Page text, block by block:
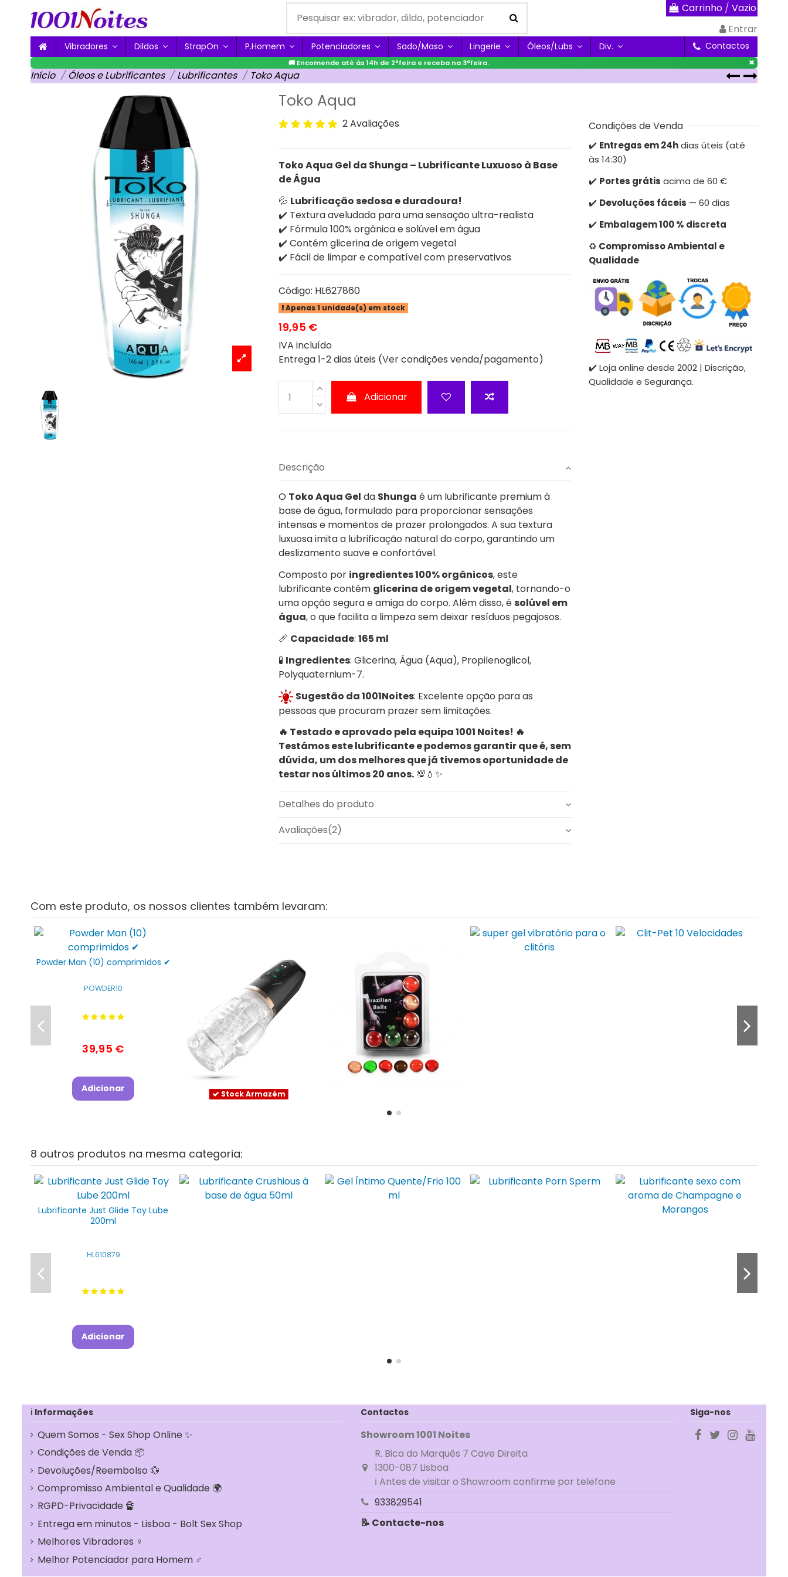
Carrinho / Vazio
Entrar
Vibradores Dildos StrapOn P.Homem Potenciadores Sado/Maso Lingerie Óleos/Lubs Div. Contactos
🚚 Encomende até às 14h de 2ªfeira e receba na 3ªfeira.
×
Início
Óleos e Lubrificantes Lubrificantes Toko Aqua
Toko Aqua
2 Avaliações
Toko Aqua Gel da Shunga – Lubrificante Luxuoso à Base
de Água
💦 Lubrificação sedosa e duradoura!
✔️ Textura aveludada para uma sensação ultra-realista
✔️ Fórmula 100% orgânica e solúvel em água
✔️ Contém glicerina de origem vegetal
✔️ Fácil de limpar e compatível com preservativos
Código: HL627860
Apenas 1 unidade(s) em stock
19,95 €
IVA incluído
Entrega 1-2 dias úteis (Ver condições venda/pagamento)
Adicionar
Descrição
O Toko Aqua Gel da Shunga é um lubrificante premium à
base de água, formulado para proporcionar sensações
intensas e momentos de prazer prolongados. A sua textura
luxuosa imita a lubrificação natural do corpo, garantindo um
deslizamento suave e confortável.
Composto por ingredientes 100% orgânicos, este
lubrificante contém glicerina de origem vegetal, tornando-o
uma opção segura e amiga do corpo. Além disso, ésolúvel em
água, o que facilita a limpeza sem deixar resíduos pegajosos.
📏 Capacidade:165 ml
🧪 Ingredientes: Glicerina, Água (Aqua), Propilenoglicol,
Polyquaternium-7.
Sugestão da 1001Noites: Excelente opção para as
pessoas que procuram prazer sem limitações.
🔥 Testado e aprovado pela equipa 1001 Noites! 🔥
Testámos este lubrificante e podemos garantir que é, sem
dúvida, um dos melhores que já tivemos oportunidade de
testar nos últimos 20 anos. 💯💧✨
Detalhes do produto
Avaliações(2)
Condições de Venda
✔️ Entregas em 24hdias úteis (até
às 14:30)
✔️ Portes grátis acima de 60 €
✔️ Devoluções fáceis — 60 dias
✔️ Embalagem 100 % discreta
♻️ Compromisso Ambiental e
Qualidade
✔️ Loja online desde 2002 | Discrição,
Qualidade e Segurança.
Com este produto, os nossos clientes também levaram:
Powder Man (10) comprimidos ✔
POWDER10
39,95 €
Adicionar Stock Armazém
8 outros produtos na mesma categoria:
Lubrificante Just Glide Toy Lube
200ml
HL610879
Adicionar
ℹ Informações
Quem Somos - Sex Shop Online ✨
Condições de Venda 📦
Devoluções/Reembolso 💱
Compromisso Ambiental e Qualidade 🌍
RGPD-Privacidade 🔏
Entrega em minutos - Lisboa - Bolt Sex Shop
Melhores Vibradores ♀️
Melhor Potenciador para Homem ♂
Contactos
Showroom 1001 Noites
R. Bica do Marquês 7 Cave Direita
1300-087 Lisboa
ℹ Antes de visitar o Showroom confirme por telefone
933829541
📝 Contacte-nos
Siga-nos